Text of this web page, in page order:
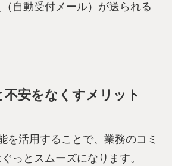
自動受付メール）が送られる
安をなくすメリット
を活用することで、業務のコミ
っとスムーズになります。